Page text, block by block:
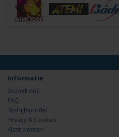
Informatie
Bezoek ons
FAQ
Bedrijfsprofiel
Privacy & Cookies
Klant worden